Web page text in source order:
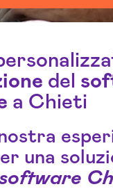
del
a Chieti
una